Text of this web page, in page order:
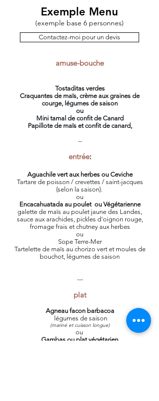
Exemple Menu
(exemple base 6 personnes)
Contactez-moi pour un devis
amuse-bouche
Tostaditas verdes
Craquantes de maïs, crème aux graines de
courge, légumes de saison
ou
Mini tamal de confit de Canard
Papillote de maïs et confit de canard,
--
entrée:
Aguachile vert aux herbes ou Ceviche
Tartare de poisson / crevettes / saint-jacques
(selon la saison).
ou
Encacahuatada au poulet ou Végétarienne
galette de maïs au poulet jaune des Landes,
sauce aux arachides, pickles d'oignon rouge,
fromage frais et chutney aux herbes
ou
Sope Terre-Mer
Tartelette de maïs au chorizo vert et moules de
bouchot, légumes de saison
---
plat
Agneau facon barbacoa
légumes de saison
(mariné et cuisson longue)
ou
Gambas ou plat végétarien